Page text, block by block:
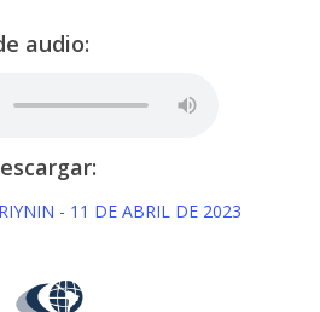
audio:
- 11 DE ABRIL DE 2023